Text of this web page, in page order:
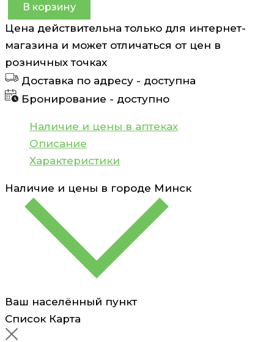
Количество
товара
Сыворотка
для
лица
против
несовершенств
кожи
Bioderma
30
В корзину
Цена действительна только для интернет-
магазина и может отличаться от цен в
розничных точках
Доставка по адресу - доступна
Бронирование - доступно
Наличие и цены в аптеках
Описание
Характеристики
Наличие и цены в городе Минск
Ваш населённый пункт
Список Карта